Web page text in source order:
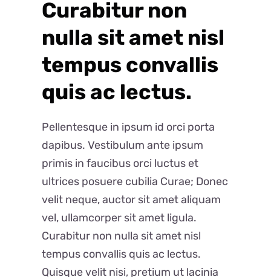
Curabitur non
nulla sit amet nisl
tempus convallis
quis ac lectus.
Pellentesque in ipsum id orci porta
dapibus. Vestibulum ante ipsum
primis in faucibus orci luctus et
ultrices posuere cubilia Curae; Donec
velit neque, auctor sit amet aliquam
vel, ullamcorper sit amet ligula.
Curabitur non nulla sit amet nisl
tempus convallis quis ac lectus.
Quisque velit nisi, pretium ut lacinia